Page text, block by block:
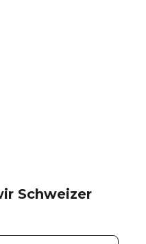
Schweizer